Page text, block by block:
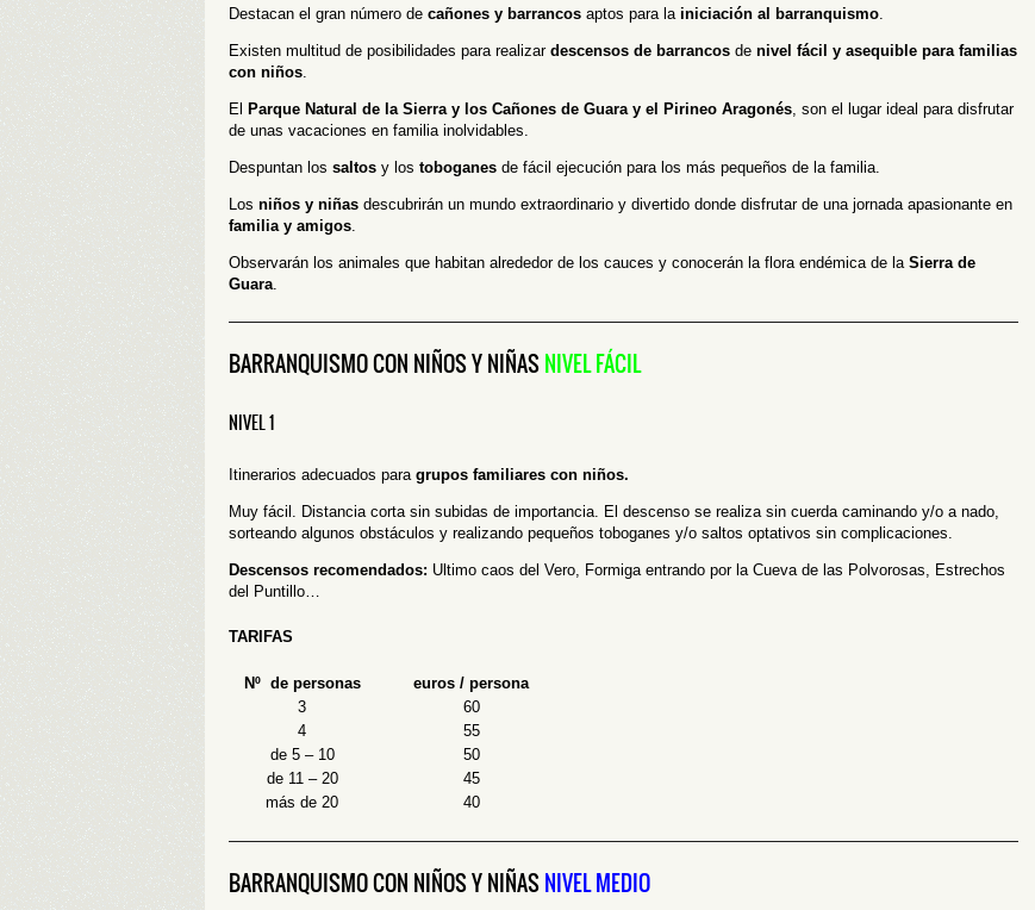
Destacan el gran número de cañones y barrancos aptos para la iniciación al barranquismo.
Existen multitud de posibilidades para realizar descensos de barrancos de nivel fácil y asequible para familias
con niños.
El Parque Natural de la Sierra y los Cañones de Guara y el Pirineo Aragonés, son el lugar ideal para disfrutar
de unas vacaciones en familia inolvidables.
Despuntan los saltos y los toboganes de fácil ejecución para los más pequeños de la familia.
Los niños y niñas descubrirán un mundo extraordinario y divertido donde disfrutar de una jornada apasionante en
familia y amigos.
Observarán los animales que habitan alrededor de los cauces y conocerán la flora endémica de la Sierra de
Guara.
————————————————————————————————————————————————————–
BARRANQUISMO CON NIÑOS Y NIÑASNIVEL FÁCIL
NIVEL 1
Itinerarios adecuados para grupos familiares con niños.
Muy fácil. Distancia corta sin subidas de importancia. El descenso se realiza sin cuerda caminando y/o a nado,
sorteando algunos obstáculos y realizando pequeños toboganes y/o saltos optativos sin complicaciones.
Descensos recomendados: Ultimo caos del Vero, Formiga entrando por la Cueva de las Polvorosas, Estrechos
del Puntillo…
TARIFAS
Nº de personas
euros / persona
3
60
4
55
de 5 – 10
50
de 11 – 20
45
más de 20
40
————————————————————————————————————————————————————–
BARRANQUISMO CON NIÑOS Y NIÑASNIVEL MEDIO